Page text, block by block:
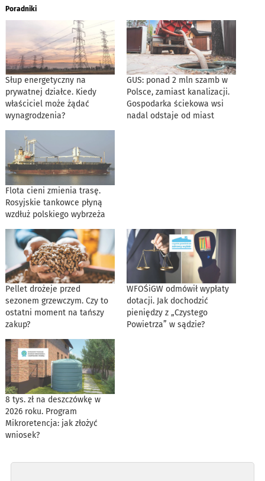
Poradniki
Słup energetyczny na
prywatnej działce. Kiedy
właściciel może żądać
wynagrodzenia?
GUS: ponad 2 mln szamb w
Polsce, zamiast kanalizacji.
Gospodarka ściekowa wsi
nadal odstaje od miast
Flota cieni zmienia trasę.
Rosyjskie tankowce płyną
wzdłuż polskiego wybrzeża
Pellet drożeje przed
sezonem grzewczym. Czy to
ostatni moment na tańszy
zakup?
WFOŚiGW odmówił wypłaty
dotacji. Jak dochodzić
pieniędzy z „Czystego
Powietrza” w sądzie?
8 tys. zł na deszczówkę w
2026 roku. Program
Mikroretencja: jak złożyć
wniosek?